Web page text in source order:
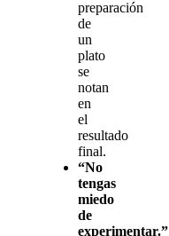
preparación
de
un
plato
se
notan
en
el
resultado
final.
“No
tengas
miedo
de
experimentar.”